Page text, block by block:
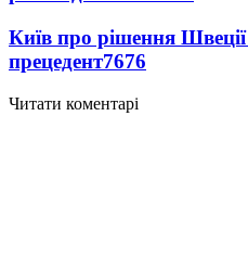
Київ про рішення
прецедент7676
Читати коментарі